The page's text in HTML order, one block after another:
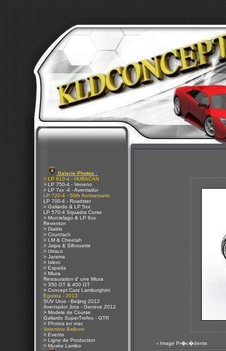
Galerie Photos :
> LP 610-4 - HURACAN
> LP 750-4 - Veneno
> LP 7xx -4 - Aventador
LP 720-4 - 50th Anniversario
LP 700-4 - Roadster
> Gallardo & LP 5xx
LP 570-4 Squadra Corse
> Murcielago & LP 6xx
Reventon
> Diablo
> Countach
> LM & Cheetah
> Jalpa & Silhouette
> Urraco
> Jarama
> Islero
> Espada
> Miura
Restauration d' une Miura
> 350 GT & 400 GT
> Concept Cars Lamborghini
Egoista - 2013
SUV Urus - Beijing 2012
Aventador Jota - Geneve 2012
> Modele de Course
Gallardo SuperTrofeo - GTR
> Photos en vrac
Valentino Balboni
> Events
> Ligne de Production
> Musée Lambo
< Image Pr�c�dente